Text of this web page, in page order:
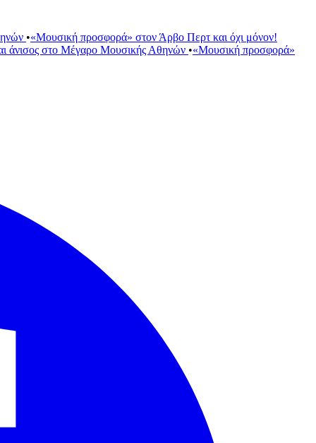
•«Μουσική προσφορά» στον Άρβο Περτ και όχι μόνον!
άνισος στο Μέγαρο Μουσικής Αθηνών •«Μουσική προσφορά»